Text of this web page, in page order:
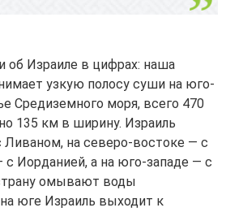
об Израиле в цифрах: наша
узкую полосу суши на юго-
Средиземного моря, всего 470
135 км в ширину. Израиль
Ливаном, на северо-востоке — с
с Иорданией, а на юго-западе — с
омывают воды
юге Израиль выходит к